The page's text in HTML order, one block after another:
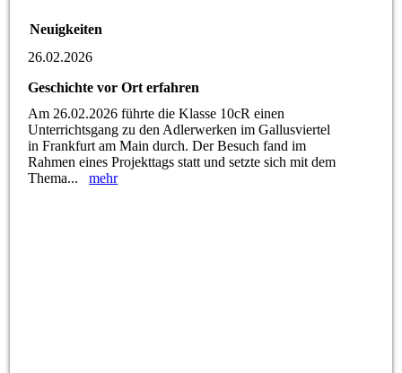
Neuigkeiten
26.02.2026
Geschichte vor Ort erfahren
Am 26.02.2026 führte die Klasse 10cR einen
Unterrichtsgang zu den Adlerwerken im Gallusviertel
in Frankfurt am Main durch. Der Besuch fand im
Rahmen eines Projekttags statt und setzte sich mit dem
Thema...mehr